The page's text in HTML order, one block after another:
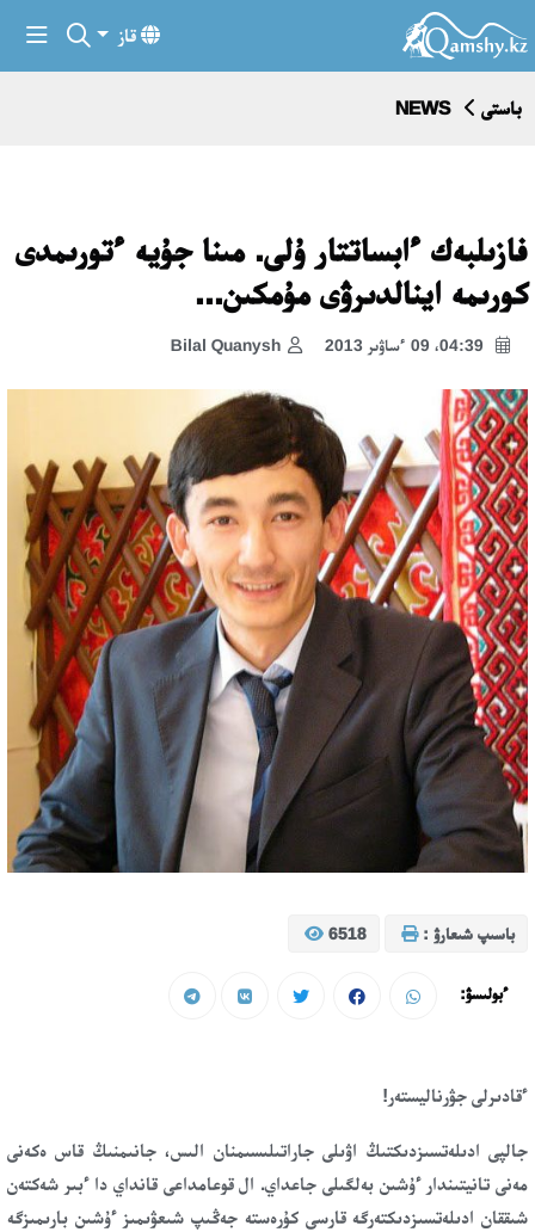
قاز
باستى NEWS
فازىلبەك ءابساتتار ۇلى. مىنا جۇيە ءتورىمدى
كورىمە اينالدىرۋى مۇمكىن...
Bilal Quanysh
باسىپ شىعارۋ : 6518
ءبولىسۋ:
ءقادىرلى جۋرناليستەر!
جالپى ادىلەتسىزدىكتىڭ اۋىلى جاراتىلىسىمنان الىس، جانىمنىڭ قاس ەكەنى
مەنى تانيتىندار ءۇشىن بەلگىلى جاعداي. ال قوعامداعى قانداي دا ءبىر شەكتەن
شىققان ادىلەتسىزدىكتەرگە قارسى كۇرەستە جەڭىپ شىعۋىمىز ءۇشىن بارىمىزگە